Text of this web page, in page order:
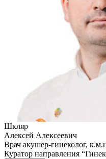
Шкляр
Алексей Алексеевич
Врач акушер-гинеколог,
Куратор направления